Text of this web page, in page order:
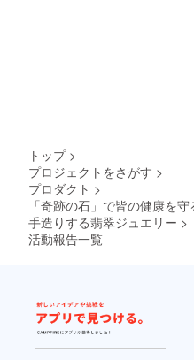
トップ >
プロジェクトをさがす >
プロダクト >
「奇跡の石」で皆の健康を
手造りする翡翠ジュエリー >
活動報告一覧